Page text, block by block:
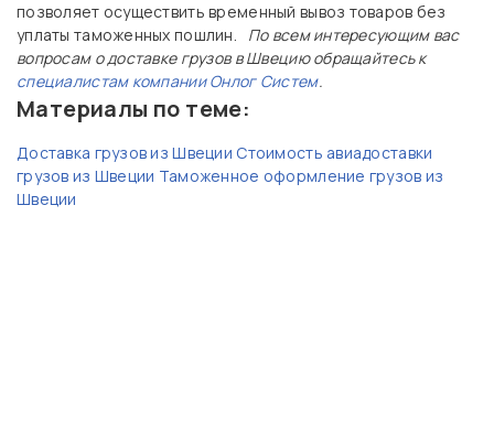
позволяет осуществить временный вывоз товаров без
уплаты таможенных пошлин. По всем интересующим вас
вопросам о доставке грузов в Швецию обращайтесь к
специалистам компании Онлог Систем.
Материалы по теме:
Доставка грузов из Швеции Стоимость авиадоставки
грузов из Швеции Таможенное оформление грузов из
Швеции